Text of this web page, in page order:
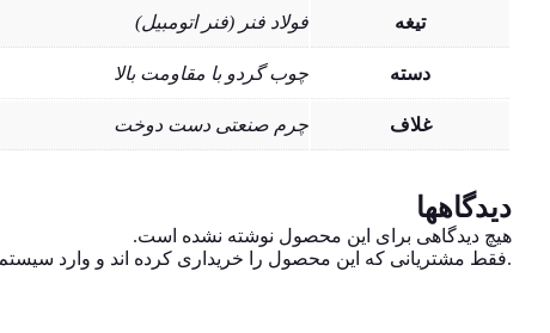
تیغه فولاد فنر (فنر اتومبیل)
دسته چوب گردو با مقاومت بالا
غلاف چرم صنعتی دست دوخت
دیدگاهها
هیچ دیدگاهی برای این محصول نوشته نشده است.
.فقط مشتریانی که این محصول را خریداری کرده اند و وارد سیستم